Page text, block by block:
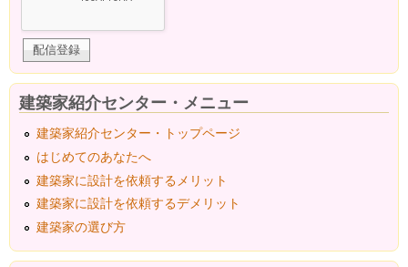
建築家紹介センター・メニュー
建築家紹介センター・トップページ
はじめてのあなたへ
建築家に設計を依頼するメリット
建築家に設計を依頼するデメリット
建築家の選び方